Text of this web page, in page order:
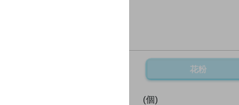
花粉
(個)